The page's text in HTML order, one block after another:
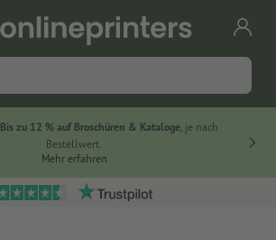
Bis zu 12 % auf Broschüren & Kataloge, je nach
Bestellwert.
Mehr erfahren